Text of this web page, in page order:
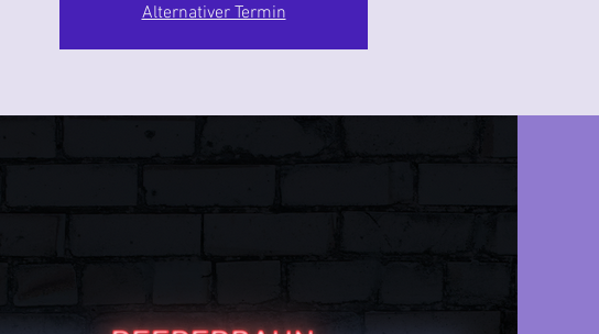
Alternativer Termin